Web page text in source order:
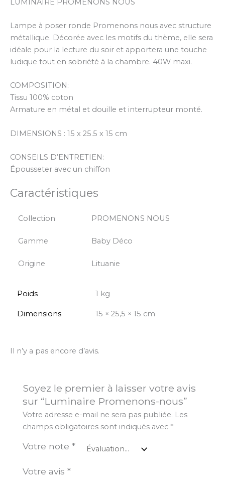
LUMINAIRE PROMENONS NOUS
Lampe à poser ronde Promenons nous avec structure
métallique. Décorée avec les motifs du thème, elle sera
idéale pour la lecture du soir et apportera une touche
ludique tout en sobriété à la chambre. 40W maxi.
COMPOSITION:
Tissu 100% coton
Armature en métal et douille et interrupteur monté.
DIMENSIONS : 15 x 25.5 x 15 cm
CONSEILS D’ENTRETIEN:
Épousseter avec un chiffon
Caractéristiques
Collection PROMENONS NOUS
Gamme Baby Déco
Origine Lituanie
Poids 1 kg
Dimensions 15 × 25,5 × 15 cm
Il n’y a pas encore d’avis.
Soyez le premier à laisser votre avis
sur “Luminaire Promenons-nous”
Votre adresse e-mail ne sera pas publiée. Les
champs obligatoires sont indiqués avec *
Votre note*
Votre avis*